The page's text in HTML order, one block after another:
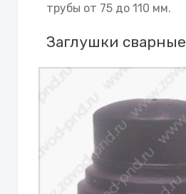
трубы от 75 до 110 мм.
Заглушки сварные